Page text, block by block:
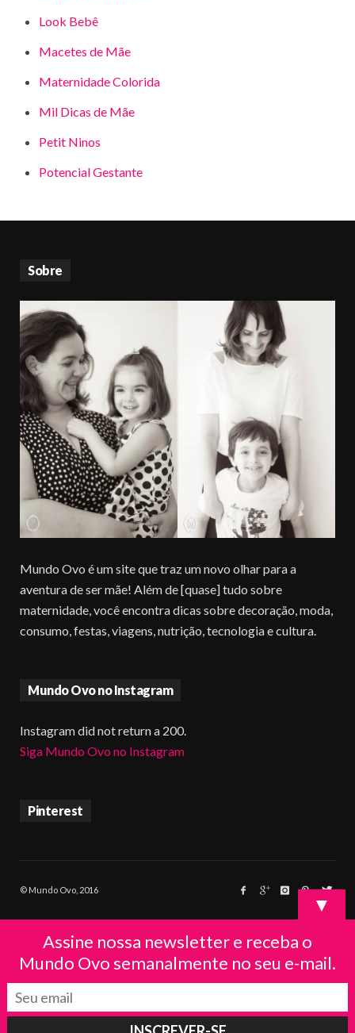
Look Bebê
Macetes de Mãe
Maternidade Colorida
Mil Dicas de Mãe
Petit Ninos
Potencial Gestante
Sobre
Mundo Ovo é um site que traz um novo olhar para a
aventura de ser mãe! Além de [quase] tudo sobre
maternidade, você encontra dicas sobre decoração, moda,
consumo, festas, viagens, nutrição, tecnologia e cultura.
Mundo Ovo no Instagram
Instagram did not return a 200.
Siga Mundo Ovo no Instagram
Pinterest
© Mundo Ovo, 2016
▼
Assine nossa newsletter e receba o
Mundo Ovo semanalmente no seu e-mail.